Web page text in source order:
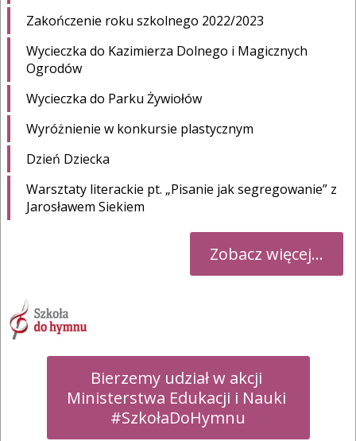
Zakończenie roku szkolnego 2022/2023
Wycieczka do Kazimierza Dolnego i Magicznych
Ogrodów
Wycieczka do Parku Żywiołów
Wyróżnienie w konkursie plastycznym
Dzień Dziecka
Warsztaty literackie pt. „Pisanie jak segregowanie” z
Jarosławem Siekiem
Zobacz więcej...
Bierzemy udział w akcji
Ministerstwa Edukacji i Nauki
#SzkołaDoHymnu